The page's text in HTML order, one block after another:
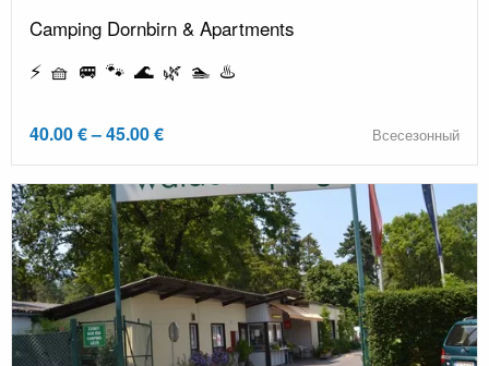
Camping Dornbirn & Apartments
⚡ 🧺 🚐 🐾 🌊 🌿 🏊 ♨️
40.00 € – 45.00 € Всесезонный